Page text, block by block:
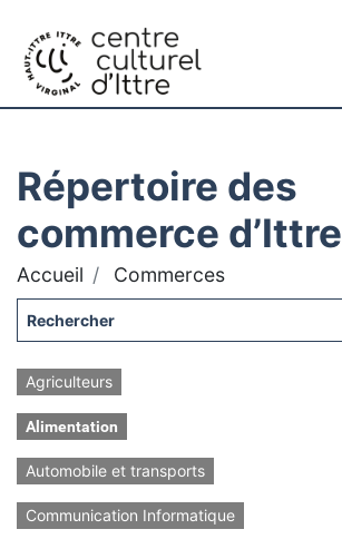
Répertoire des
commerce d’Ittre
Accueil Commerces
Agriculteurs
Alimentation
Automobile et transports
Communication Informatique